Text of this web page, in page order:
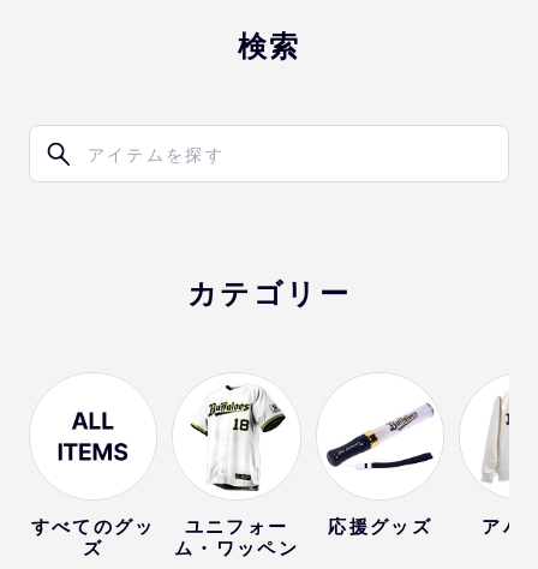
検索
カテゴリー
すべてのグッ
ズ
ユニフォー
ム・ワッペン
応援グッズ アパ